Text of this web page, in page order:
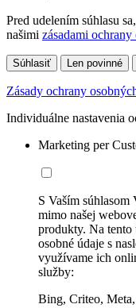
Pred udelením súhlasu
našimi zásadami
Súhlasiť Len povinné
Zásady ochrany
Individuálne nastavenia
Marketing per
S Vaším
mimo našej
produkty. Na tento
osobné údaje s
využívame ich
služby:
Bing, Criteo,